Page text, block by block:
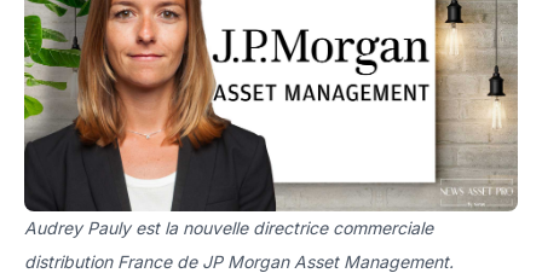
Audrey Pauly est la nouvelle directrice commerciale
distribution France de JP Morgan Asset Management.